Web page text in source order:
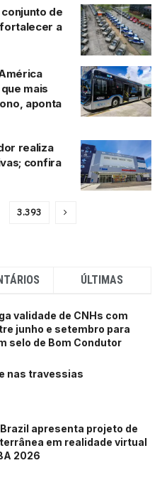
de
a
mais
aponta
realiza
confira
3.393
ÚLTIMAS
validade de CNHs com
junho e setembro para
selo de Bom Condutor
nas travessias
apresenta projeto de
em realidade virtual
2026